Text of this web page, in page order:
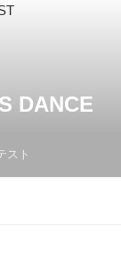
DANCE
スト